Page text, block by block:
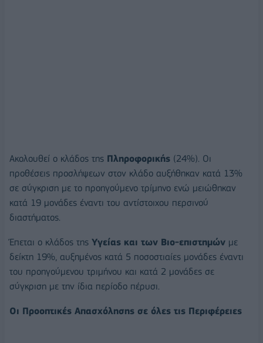
Ακολουθεί ο κλάδος της Πληροφορικής (24%). Οι
προθέσεις προσλήψεων στον κλάδο αυξήθηκαν κατά 13%
σε σύγκριση με το προηγούμενο τρίμηνο ενώ μειώθηκαν
κατά 19 μονάδες έναντι του αντίστοιχου περσινού
διαστήματος.
Έπεται ο κλάδος της Υγείας και των Βιο-επιστημών με
δείκτη 19%, αυξημένος κατά 5 ποσοστιαίες μονάδες έναντι
του προηγούμενου τριμήνου και κατά 2 μονάδες σε
σύγκριση με την ίδια περίοδο πέρυσι.
Οι Προοπτικές Απασχόλησης σε όλες τις Περιφέρειες